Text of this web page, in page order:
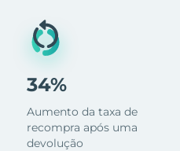
34%
Aumento da taxa de
recompra após uma
devolução